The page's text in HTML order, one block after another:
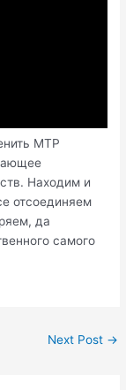
MTP
Находим и
отсоединяем
да
самого
Next Post →